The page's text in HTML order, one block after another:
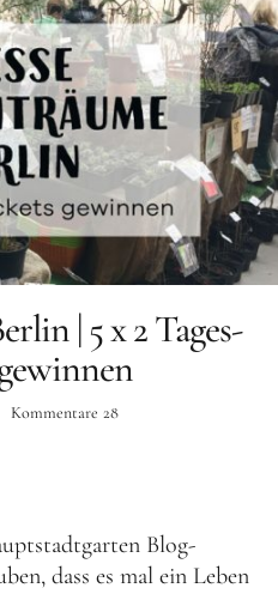
| 5 x 2 Tages-
Kommentare 28
Blog-
dass es mal ein Leben